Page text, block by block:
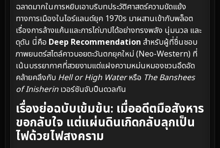
ฉลาดมากในการหยิบเอาบริบทประวัติศาสตร์ความขัดแย้ง
ทางการเมืองในไอร์แลนด์ยุค 1970s มาผสานเข้ากับพล็อต
เรื่องการล้างแค้นและการไถ่บาปได้อย่างทรงพลัง นุ่มนวล และ
ดุดัน นี่คือ Deep Recommendation สำหรับผู้ที่ชื่นชอบ
ภาพยนตร์สไตล์คาวบอยตะวันตกยุคใหม่ (Neo-Western) ที่
เน้นบรรยากาศที่สวยงามแต่แฝงความหม่นหมองชวนอึดอัด
คล้ายคลึงกับ Hell or High Waterหรือ The Banshees
of Inisherinเวอร์ชันจับปืนดวลกัน
เรื่องย่อฉบับเข้มข้น: เมื่ออดีตมือสังหาร
ขอกลับใจ แต่แผ่นดินเกิดกลับลุกเป็น
ไฟด้วยไฟสงคราม